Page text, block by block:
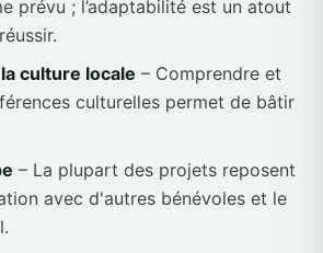
prévu ; l’adaptabilité est un atout
culture locale – Comprendre et
culturelles permet de bâtir
– La plupart des projets reposent
avec d'autres bénévoles et le